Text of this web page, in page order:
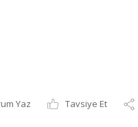
Yaz Tavsiye Et